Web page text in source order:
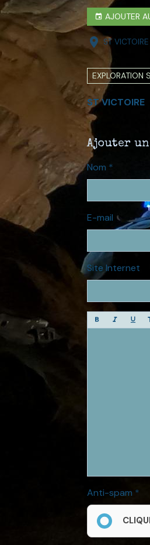
AJOUTER
ST VICTOIRE
EXPLORATION
ST VICTOIRE
Ajouter
Nom
E-mail
Site Internet
Anti-spam